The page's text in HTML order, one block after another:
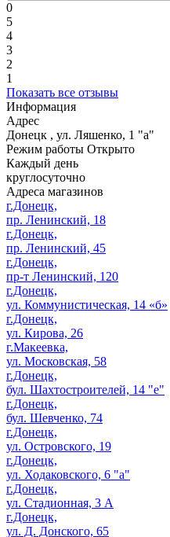
0
5
4
3
2
1
Показать все отзывы
Информация
Адрес
Донецк , ул. Ляшенко, 1 "а"
Режим работы Открыто
Каждый день
круглосуточно
Адреса магазинов
г.Донецк,
пр. Ленинский, 18
г.Донецк,
пр. Ленинский, 45
г.Донецк,
пр-т Ленинский, 120
г.Донецк,
ул. Коммунистическая, 14 «б»
г.Донецк,
ул. Кирова, 26
г.Макеевка,
ул. Московская, 58
г.Донецк,
бул. Шахтостроителей, 14 "е"
г.Донецк,
бул. Шевченко, 74
г.Донецк,
ул. Островского, 19
г.Донецк,
ул. Ходаковского, 6 "а"
г.Донецк,
ул. Стадионная, 3 А
г.Донецк,
ул. Д. Донского, 65